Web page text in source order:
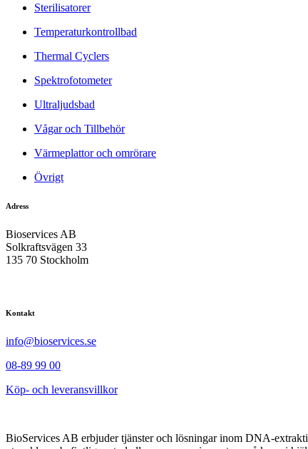
Sterilisatorer
Temperaturkontrollbad
Thermal Cyclers
Spektrofotometer
Ultraljudsbad
Vågar och Tillbehör
Värmeplattor och omrörare
Övrigt
Adress
Bioservices AB
Solkraftsvägen 33
135 70 Stockholm
Kontakt
info@bioservices.se
08-89 99 00
Köp- och leveransvillkor
BioServices AB erbjuder tjänster och lösningar inom DNA-